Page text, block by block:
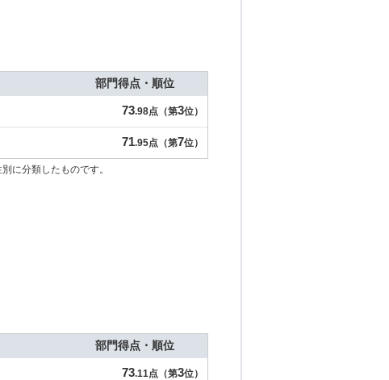
部門得点・順位
73.98点（第3位）
71.95点（第7位）
に分類したものです。
部門得点・順位
73.11点（第3位）